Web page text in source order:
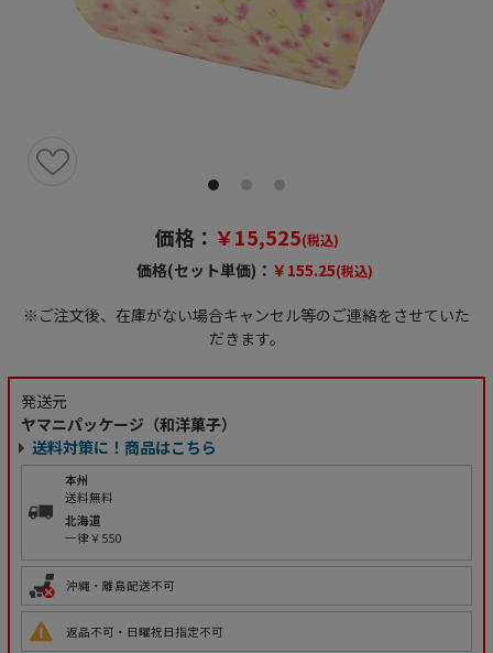
価格： ￥15,525(税込)
価格(セット単価)： ￥155.25(税込)
※ご注文後、在庫がない場合キャンセル等のご連絡をさせていた
だきます。
発送元
ヤマニパッケージ（和洋菓子）
送料対策に！商品はこちら
本州
送料無料
北海道
一律￥550
沖縄・離島配送不可
返品不可・日曜祝日指定不可